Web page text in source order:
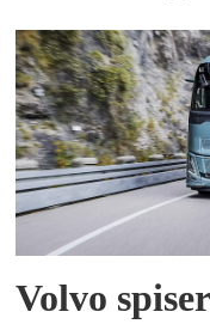
Volvo